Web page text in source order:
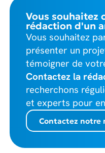
Vous souhaitez
rédaction d'un
Vous souhaitez
présenter un
témoigner de
Contactez la
recherchons
et experts pour
Contactez notre